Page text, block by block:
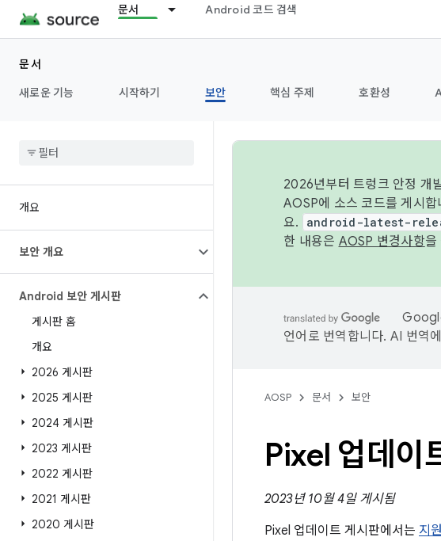
문서 Android 코드 검색
문서
새로운 기능
시작하기 보안 핵심 주제 호환성
개요
보안 개요
Android 보안 게시판
게시판 홈
개요
2026 게시판
2025 게시판
2024 게시판
2023 게시판
2022 게시판
2021 게시판
2020 게시판
2026년부터 트렁크 안정 개
AOSP에 소스 코드를 게시
요.
android-latest-
한 내용은 AOSP 변경사항을
언어로 번역합니다. AI 번역
AOSP 문서 보안
Pixel 업데
2023년 10월 4일 게시됨
Pixel 업데이트 게시판에서는 지